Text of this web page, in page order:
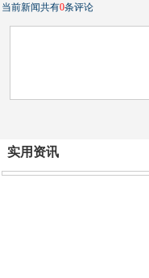
当前新闻共有0条评论
实用资讯